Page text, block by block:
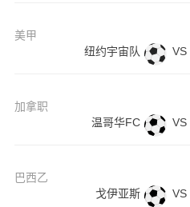
美甲
纽约宇宙队
VS
加拿职
温哥华FC
VS
巴西乙
戈伊亚斯
VS